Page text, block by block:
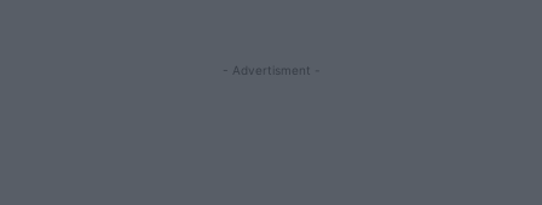
- Advertisment -